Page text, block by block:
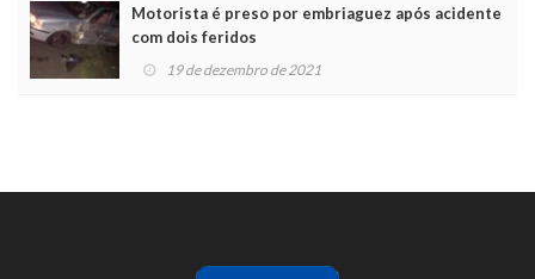
Motorista é preso por embriaguez após acidente
com dois feridos
19 de dezembro de 2021